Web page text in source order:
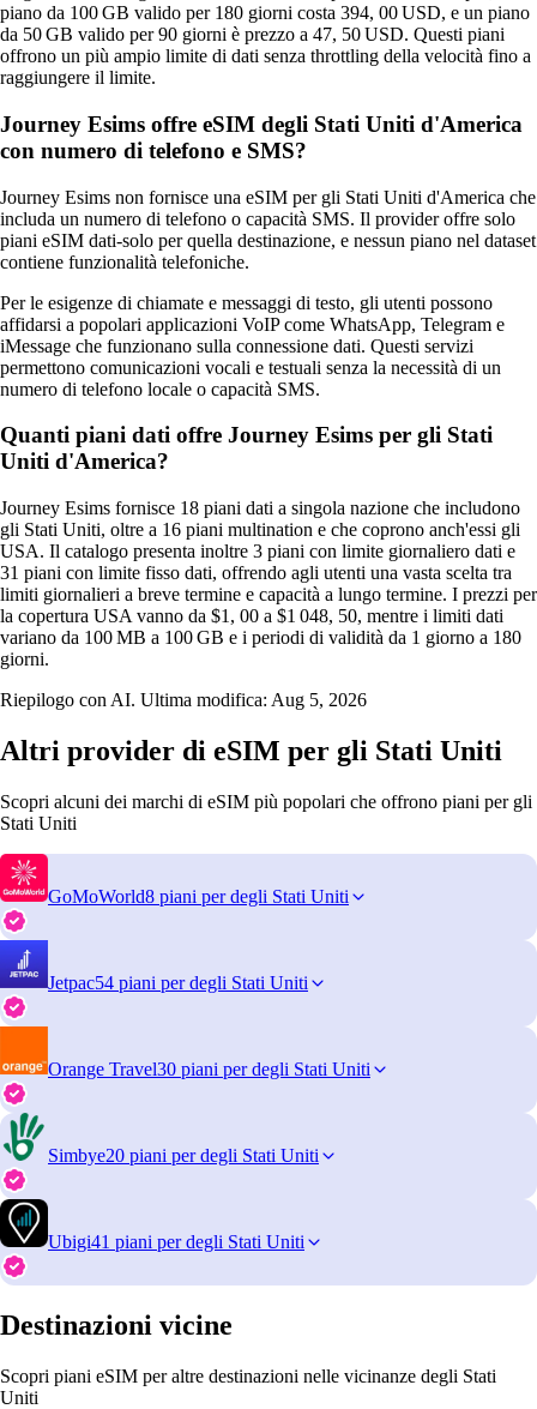
piano da 100 GB valido per 180 giorni costa 394, 00 USD, e un piano
da 50 GB valido per 90 giorni è prezzo a 47, 50 USD. Questi piani
offrono un più ampio limite di dati senza throttling della velocità fino a
raggiungere il limite.
Journey Esims offre eSIM degli Stati Uniti d'America
con numero di telefono e SMS?
Journey Esims non fornisce una eSIM per gli Stati Uniti d'America che
includa un numero di telefono o capacità SMS. Il provider offre solo
piani eSIM dati‑solo per quella destinazione, e nessun piano nel dataset
contiene funzionalità telefoniche.
Per le esigenze di chiamate e messaggi di testo, gli utenti possono
affidarsi a popolari applicazioni VoIP come WhatsApp, Telegram e
iMessage che funzionano sulla connessione dati. Questi servizi
permettono comunicazioni vocali e testuali senza la necessità di un
numero di telefono locale o capacità SMS.
Quanti piani dati offre Journey Esims per gli Stati
Uniti d'America?
Journey Esims fornisce 18 piani dati a singola nazione che includono
gli Stati Uniti, oltre a 16 piani multination e che coprono anch'essi gli
USA. Il catalogo presenta inoltre 3 piani con limite giornaliero dati e
31 piani con limite fisso dati, offrendo agli utenti una vasta scelta tra
limiti giornalieri a breve termine e capacità a lungo termine. I prezzi per
la copertura USA vanno da $1, 00 a $1 048, 50, mentre i limiti dati
variano da 100 MB a 100 GB e i periodi di validità da 1 giorno a 180
giorni.
Riepilogo con AI. Ultima modifica: Aug 5, 2026
Altri provider di eSIM per gli Stati Uniti
Scopri alcuni dei marchi di eSIM più popolari che offrono piani per gli
Stati Uniti
GoMoWorld8 piani per degli Stati Uniti
Jetpac54 piani per degli Stati Uniti
Orange Travel30 piani per degli Stati Uniti
Simbye20 piani per degli Stati Uniti
Ubigi41 piani per degli Stati Uniti
Destinazioni vicine
Scopri piani eSIM per altre destinazioni nelle vicinanze degli Stati
Uniti